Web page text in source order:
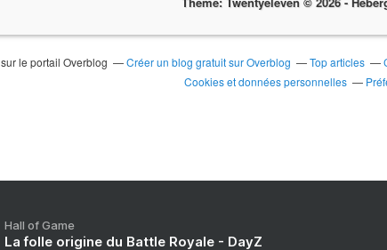
sur le portail Overblog Créer un blog gratuit sur Overblog Top articles
Cookies et données personnelles
Hall of Game
La folle origine du Battle Royale - DayZ